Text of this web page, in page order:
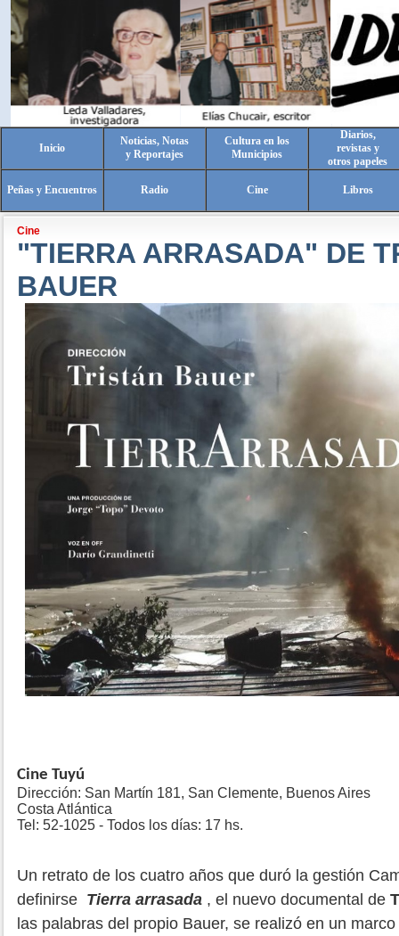
Inicio
Noticias, Notas
y Reportajes
Cultura en los
Municipios
Diarios,
revistas y
otros papeles
Peñas y Encuentros Radio Cine Libros
Cine
"TIERRA ARRASADA" DE
BAUER
Cine Tuyú
Dirección: San Martín 181, San Clemente, Buenos Aires
Costa Atlántica
Tel: 52-1025 - Todos los días: 17 hs.
Un retrato de los cuatro años que duró la gestión
definirse Tierra arrasada , el nuevo documental de
las palabras del propio Bauer, se realizó en un